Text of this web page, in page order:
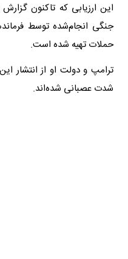
این ارزیابی که تاکنون
جنگی انجام‌شده توسط
حملات تهیه شده است.
ترامپ و دولت او از انتشار
شدت عصبانی شده‌اند.